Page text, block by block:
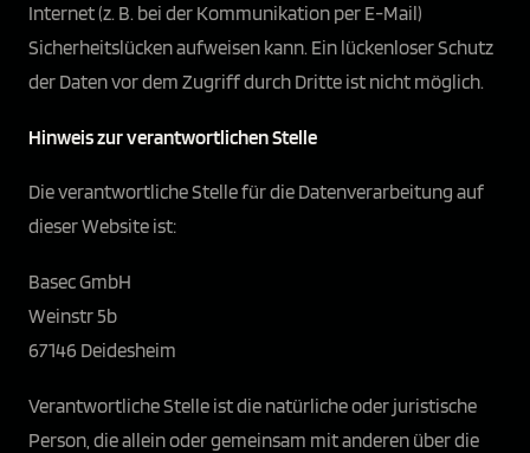
Internet (z. B. bei der Kommunikation per E-Mail)
Sicherheitslücken aufweisen kann. Ein lückenloser Schutz
der Daten vor dem Zugriff durch Dritte ist nicht möglich.
Hinweis zur verantwortlichen Stelle
Die verantwortliche Stelle für die Datenverarbeitung auf
dieser Website ist:
Basec GmbH
Weinstr 5b
67146 Deidesheim
Verantwortliche Stelle ist die natürliche oder juristische
Person, die allein oder gemeinsam mit anderen über die